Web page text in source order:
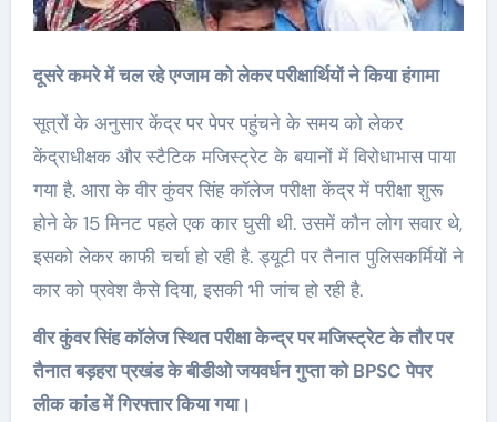
दूसरे कमरे में चल रहे एग्जाम को लेकर परीक्षार्थियों ने किया हंगामा
सूत्रों के अनुसार केंद्र पर पेपर पहुंचने के समय को लेकर
केंद्राधीक्षक और स्टैटिक मजिस्ट्रेट के बयानों में विरोधाभास पाया
गया है. आरा के वीर कुंवर सिंह कॉलेज परीक्षा केंद्र में परीक्षा शुरू
होने के 15 मिनट पहले एक कार घुसी थी. उसमें कौन लोग सवार थे,
इसको लेकर काफी चर्चा हो रही है. ड्यूटी पर तैनात पुलिसकर्मियों ने
कार को प्रवेश कैसे दिया, इसकी भी जांच हो रही है.
वीर कुंवर सिंह कॉलेज स्थित परीक्षा केन्द्र पर मजिस्ट्रेट के तौर पर
तैनात बड़हरा प्रखंड के बीडीओ जयवर्धन गुप्ता को BPSC पेपर
लीक कांड में गिरफ्तार किया गया।